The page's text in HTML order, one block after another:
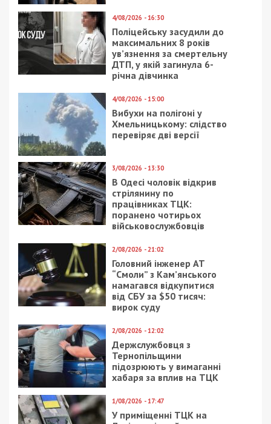
4/08/2026 - 16:30
Поліцейську засудили до
максимальних 8 років
ув’язнення за смертельну
ДТП, у якій загинула 6-
річна дівчинка
4/08/2026 - 15:00
Вибухи на полігоні у
Хмельницькому: слідство
перевіряє дві версії
3/08/2026 - 13:30
В Одесі чоловік відкрив
стрілянину по
працівниках ТЦК:
поранено чотирьох
військовослужбовців
2/08/2026 - 21:02
Головний інженер АТ
“Смоли” з Кам’янського
намагався відкупитися
від СБУ за $50 тисяч:
вирок суду
2/08/2026 - 12:02
Держслужбовця з
Тернопільщини
підозрюють у вимаганні
хабаря за вплив на ТЦК
1/08/2026 - 17:47
У приміщенні ТЦК на